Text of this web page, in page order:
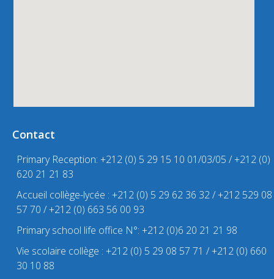
Contact
Primary Reception: +212 (0) 5 29 15 10 01/03/05 / +212 (0)
620 21 21 83
Accueil collège-lycée : +212 (0) 5 29 62 36 32 / +212 529 08
57 70 / +212 (0) 663 56 00 93
Primary school life office N°: +212 (0)6 20 21 21 98
Vie scolaire collège : +212 (0) 5 29 08 57 71 / +212 (0) 660
30 10 88